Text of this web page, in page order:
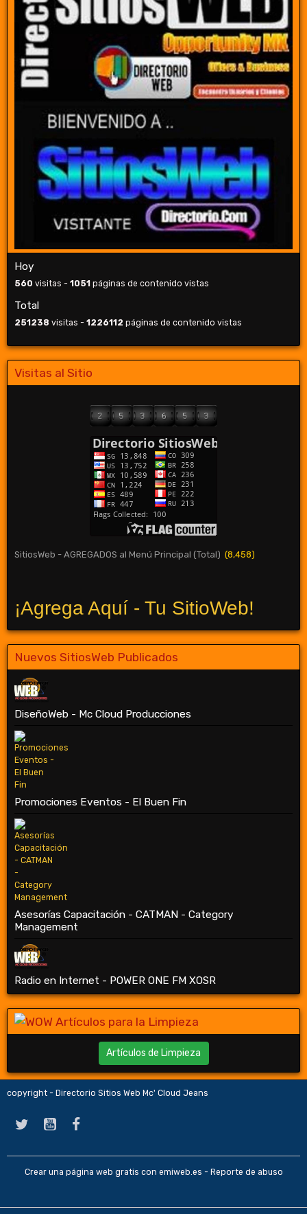
Hoy
560 visitas - 1051 páginas de contenido vistas
Total
251238 visitas - 1226112 páginas de contenido vistas
Visitas al Sitio
SitiosWeb - AGREGADOS al Menú Principal (Total) (8,458)
¡Agrega Aquí - Tu SitioWeb!
Nuevos SitiosWeb Publicados
DiseñoWeb - Mc Cloud Producciones
Promociones Eventos - El Buen Fin
Asesorías Capacitación - CATMAN - Category
Management
Radio en Internet - POWER ONE FM XOSR
Artículos de Limpieza
copyright - Directorio Sitios Web Mc' Cloud Jeans
Crear una página web gratis con emiweb.es - Reporte de abuso